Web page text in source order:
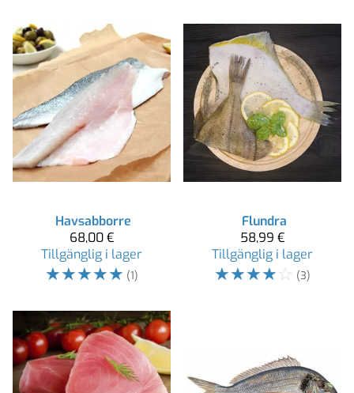
Havsabborre
68,00 €
Tillgänglig i lager
☆☆☆☆☆ (1)
Flundra
58,99 €
Tillgänglig i lager
☆☆☆☆☆ (3)